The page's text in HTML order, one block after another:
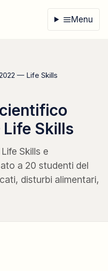
Menu
— Life Skills
Skills
Skills e
a 20 studenti del
disturbi alimentari,